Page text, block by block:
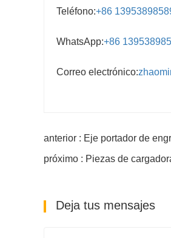
Teléfono:+86
WhatsApp:+86
Correo electrónico:
anterior : Eje portador de
próximo : Piezas de
Deja tus mensajes